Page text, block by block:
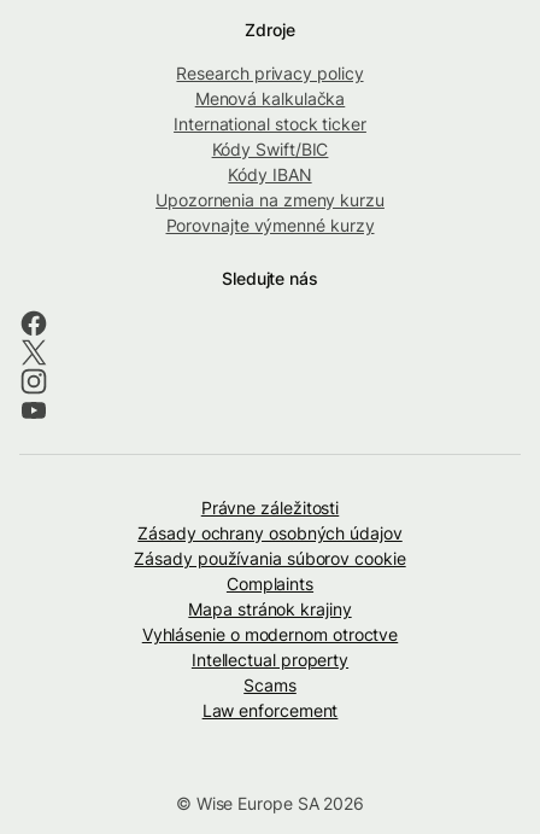
Zdroje
Research privacy policy
Menová kalkulačka
International stock ticker
Kódy Swift/BIC
Kódy IBAN
Upozornenia na zmeny kurzu
Porovnajte výmenné kurzy
Sledujte nás
Právne záležitosti
Zásady ochrany osobných údajov
Zásady používania súborov cookie
Complaints
Mapa stránok krajiny
Vyhlásenie o modernom otroctve
Intellectual property
Scams
Law enforcement
© Wise Europe SA 2026